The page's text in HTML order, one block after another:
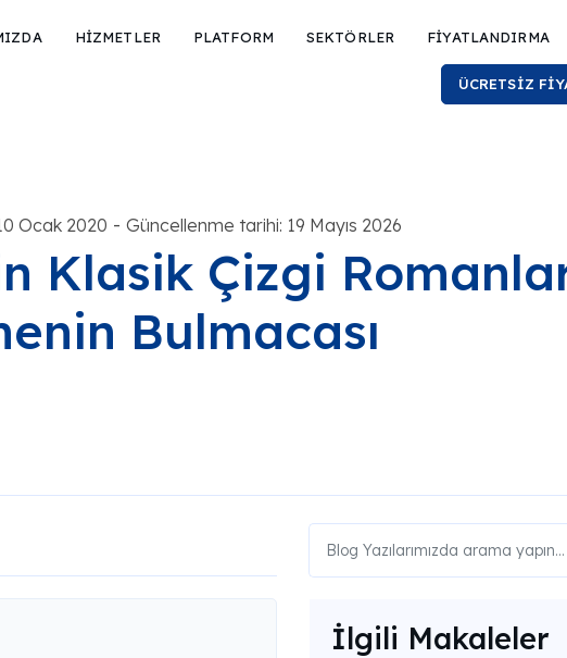
HİZMETLER PLATFORM SEKTÖRLER FİYATLANDIRMA
ÜCRETSİZ
Ocak 2020 - Güncellenme tarihi: 19 Mayıs 2026
Klasik Çizgi
Bulmacası
İlgili Makaleler